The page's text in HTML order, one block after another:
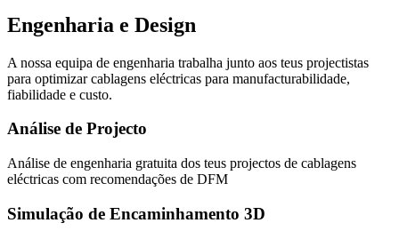
Engenharia e Design
A nossa equipa de engenharia trabalha junto aos teus projectistas
para optimizar cablagens eléctricas para manufacturabilidade,
fiabilidade e custo.
Análise de Projecto
Análise de engenharia gratuita dos teus projectos de cablagens
eléctricas com recomendações de DFM
Simulação de Encaminhamento 3D